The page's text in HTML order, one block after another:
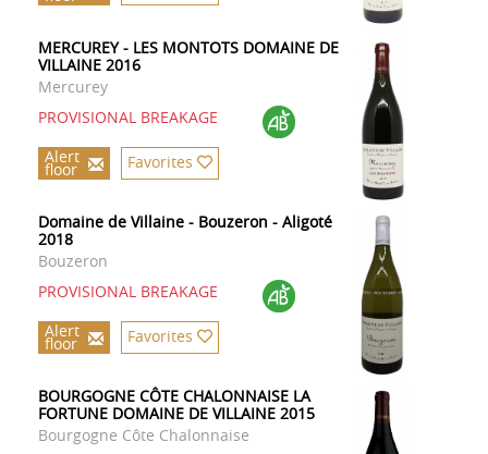
MERCUREY - LES MONTOTS DOMAINE DE
VILLAINE 2016
Mercurey
PROVISIONAL BREAKAGE
Alert
floor Favorites
Domaine de Villaine - Bouzeron - Aligoté
2018
Bouzeron
PROVISIONAL BREAKAGE
Alert
floor Favorites
BOURGOGNE CÔTE CHALONNAISE LA
FORTUNE DOMAINE DE VILLAINE 2015
Bourgogne Côte Chalonnaise